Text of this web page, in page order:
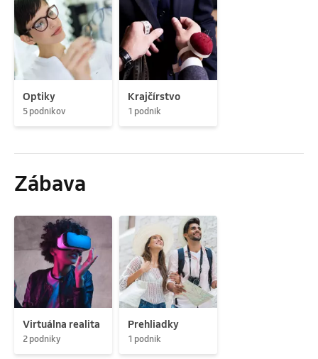
Optiky
5 podnikov
Krajčírstvo
1 podnik
Zábava
Virtuálna realita
2 podniky
Prehliadky
1 podnik